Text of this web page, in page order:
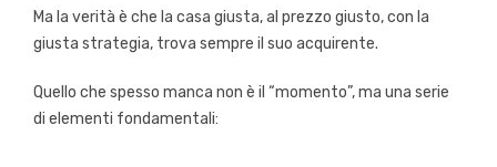
Ma la verità è che la casa giusta, al prezzo giusto, con la
giusta strategia, trova sempre il suo acquirente.
Quello che spesso manca non è il “momento”, ma una serie
di elementi fondamentali: